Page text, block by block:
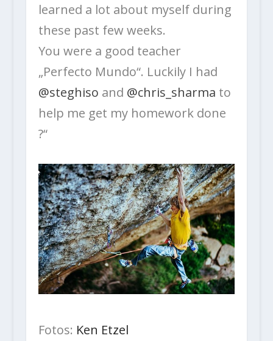
learned a lot about myself during
these past few weeks.
You were a good teacher
„Perfecto Mundo“. Luckily I had
@steghiso and @chris_sharma to
help me get my homework done
?“
Fotos: Ken Etzel